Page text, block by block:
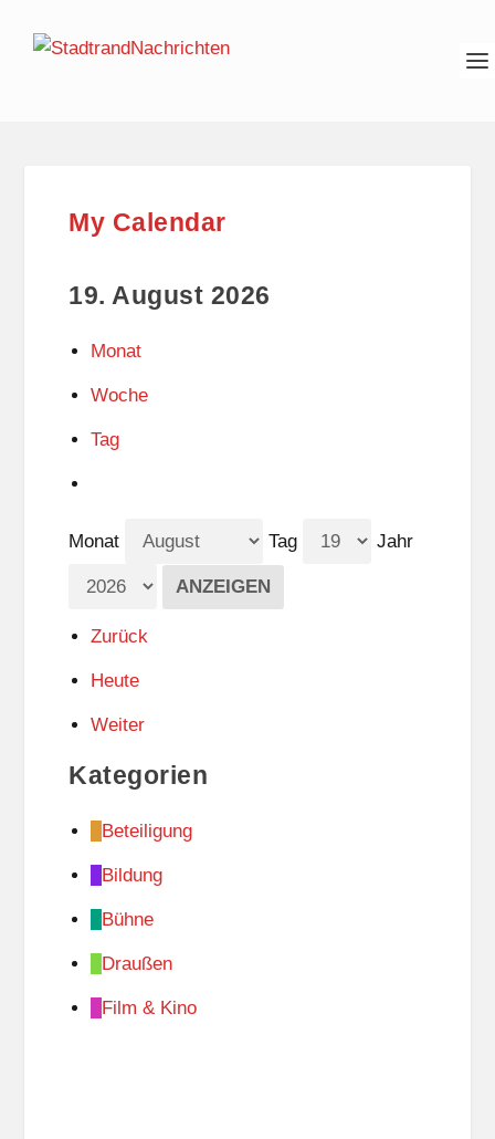
My Calendar
19. August 2026
Monat
Woche
Tag
Monat Tag Jahr
Zurück
Heute
Weiter
Kategorien
Beteiligung
Bildung
Bühne
Draußen
Film & Kino